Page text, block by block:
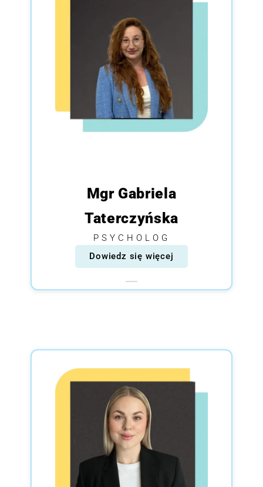
Mgr Gabriela
Taterczyńska
PSYCHOLOG
Dowiedz się więcej